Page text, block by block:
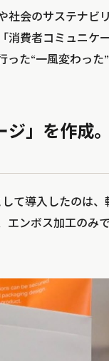
社会のサステナビ
消費者コミュニケ
た“一風変わった
ジ」を作成
て導入したのは、
エンボス加工のみ